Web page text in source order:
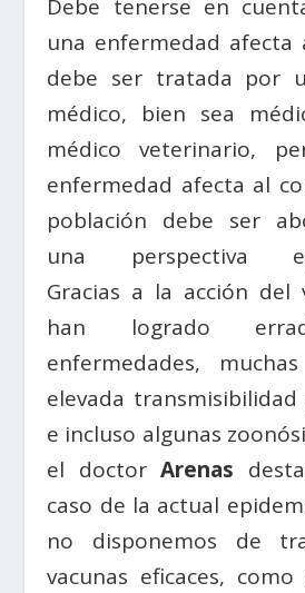
Debe tenerse en
una enfermedad afecta
debe ser tratada por
médico, bien sea
médico veterinario,
enfermedad afecta al
población debe ser
una perspectiva
Gracias a la acción del
han logrado
enfermedades,
elevada
e incluso algunas
el doctorArenas
caso de la actual
no disponemos de
vacunas eficaces,